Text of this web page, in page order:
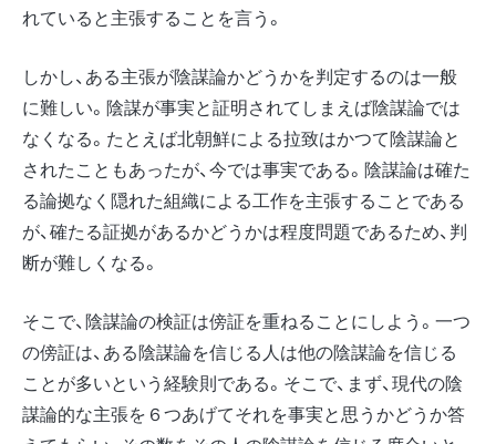
れていると主張することを言う。
しかし、ある主張が陰謀論かどうかを判定するのは一般
に難しい。陰謀が事実と証明されてしまえば陰謀論では
なくなる。たとえば北朝鮮による拉致はかつて陰謀論と
されたこともあったが、今では事実である。陰謀論は確た
る論拠なく隠れた組織による工作を主張することである
が、確たる証拠があるかどうかは程度問題であるため、判
断が難しくなる。
そこで、陰謀論の検証は傍証を重ねることにしよう。一つ
の傍証は、ある陰謀論を信じる人は他の陰謀論を信じる
ことが多いという経験則である。そこで、まず、現代の陰
謀論的な主張を６つあげてそれを事実と思うかどうか答